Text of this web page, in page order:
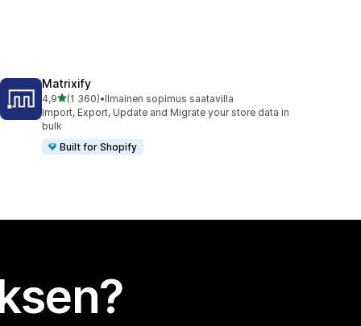
Matrixify
4,9/ 5 tähteä
(1 360)
1360 arvostelua yhteensä
•Ilmainen sopimus saatavilla
Import, Export, Update and Migrate your store data in
bulk
Built for Shopify